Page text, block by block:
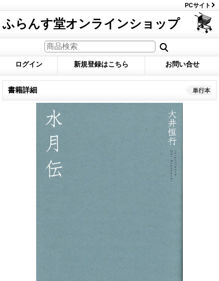
PCサイト
ふらんす堂オンラインショップ
ログイン 新規登録はこちら お問い合せ
書籍詳細 単行本